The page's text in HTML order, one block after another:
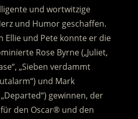
und wortwitzige
und Humor geschaffen.
Ellie und Pete konnte er die
Rose Byrne („Juliet,
„Sieben verdammt
und Mark
gewinnen, der
den Oscar® und den